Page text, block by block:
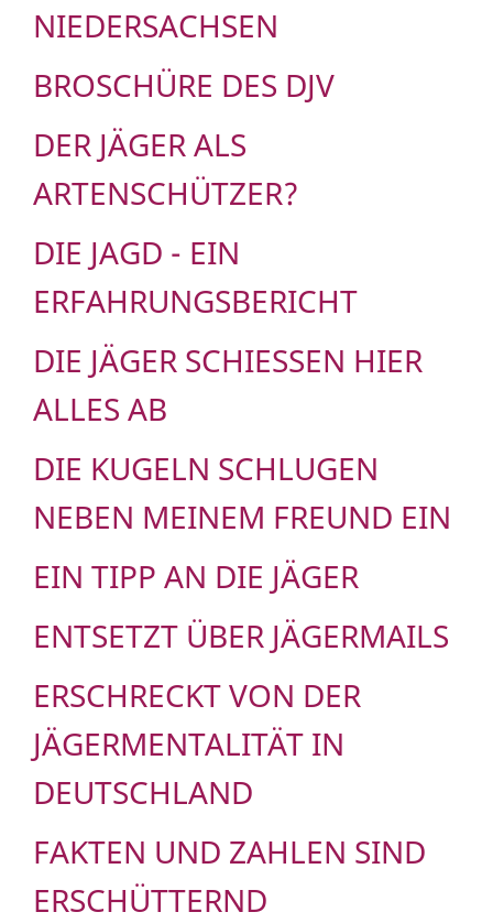
NIEDERSACHSEN
BROSCHÜRE DES DJV
DER JÄGER ALS
ARTENSCHÜTZER?
DIE JAGD - EIN
ERFAHRUNGSBERICHT
DIE JÄGER SCHIESSEN HIER A
LLES AB
DIE KUGELN SCHLUGEN
NEBEN MEINEM FREUND EIN
EIN TIPP AN DIE JÄGER
ENTSETZT ÜBER JÄGERMAILS
ERSCHRECKT VON DER
JÄGERMENTALITÄT IN
DEUTSCHLAND
FAKTEN UND ZAHLEN SIND
ERSCHÜTTERND